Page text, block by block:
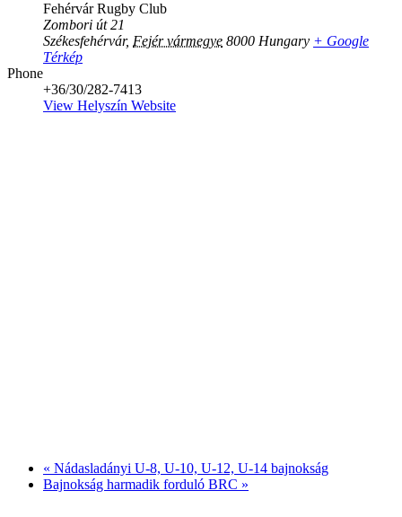
Fehérvár Rugby Club
Zombori út 21
Székesfehérvár, Fejér vármegye 8000 Hungary + Google
Térkép
Phone
+36/30/282-7413
View Helyszín Website
« Nádasladányi U-8, U-10, U-12, U-14 bajnokság
Bajnokság harmadik forduló BRC »